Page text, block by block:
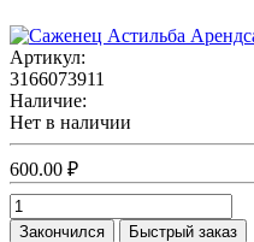
Артикул:
3166073911
Наличие:
Нет в наличии
600.00 ₽
Закончился Быстрый заказ